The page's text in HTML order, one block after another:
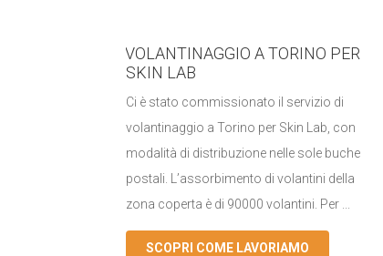
VOLANTINAGGIO A TORINO PER
SKIN LAB
Ci è stato commissionato il servizio di
volantinaggio a Torino per Skin Lab, con
modalità di distribuzione nelle sole buche
postali. L’assorbimento di volantini della
zona coperta è di 90000 volantini. Per ...
SCOPRI COME LAVORIAMO